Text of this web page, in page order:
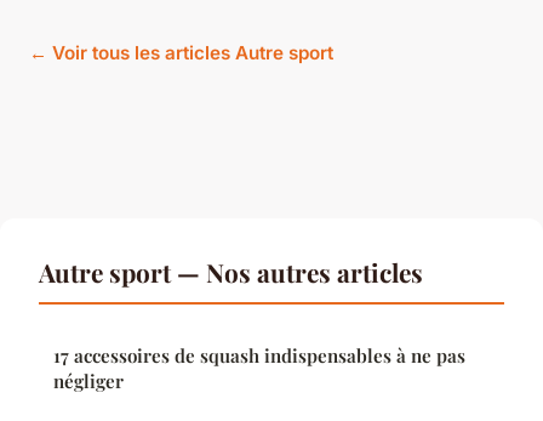
← Voir tous les articles Autre sport
Autre sport — Nos autres articles
17 accessoires de squash indispensables à ne pas
négliger